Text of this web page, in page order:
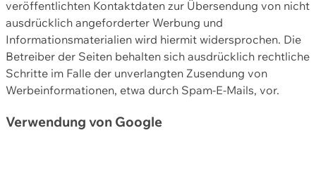
veröffentlichten Kontaktdaten zur Übersendung von nicht
ausdrücklich angeforderter Werbung und
Informationsmaterialien wird hiermit widersprochen. Die
Betreiber der Seiten behalten sich ausdrücklich rechtliche
Schritte im Falle der unverlangten Zusendung von
Werbeinformationen, etwa durch Spam-E-Mails, vor.
Verwendung von Google